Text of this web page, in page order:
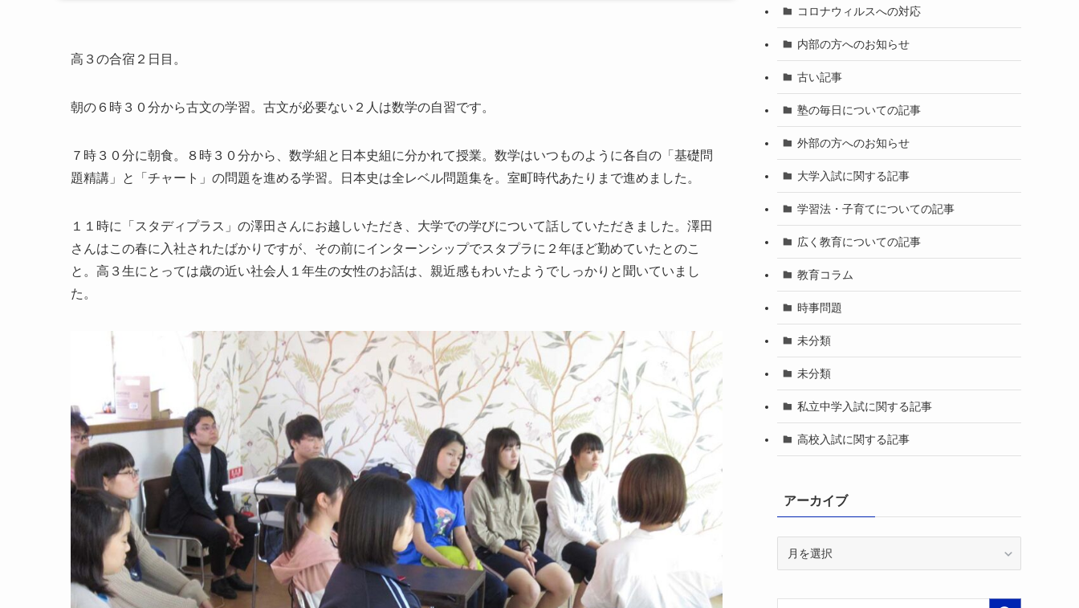
高３の合宿２日目。
朝の６時３０分から古文の学習。古文が必要ない２人は数学の自習です。
７時３０分に朝食。８時３０分から、数学組と日本史組に分かれて授業。数学はいつものように各自の「基礎問
題精講」と「チャート」の問題を進める学習。日本史は全レベル問題集を。室町時代あたりまで進めました。
１１時に「スタディプラス」の澤田さんにお越しいただき、大学での学びについて話していただきました。澤田
さんはこの春に入社されたばかりですが、その前にインターンシップでスタプラに２年ほど勤めていたとのこ
と。高３生にとっては歳の近い社会人１年生の女性のお話は、親近感もわいたようでしっかりと聞いていまし
た。
コロナウィルスへの対応
内部の方へのお知らせ
古い記事
塾の毎日についての記事
外部の方へのお知らせ
大学入試に関する記事
学習法・子育てについての記事
広く教育についての記事
教育コラム
時事問題
未分類
未分類
私立中学入試に関する記事
高校入試に関する記事
アーカイブ
イ